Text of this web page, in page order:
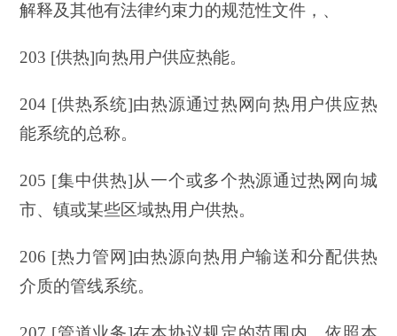
解释及其他有法律约束力的规范性文件，、
203 [供热]向热用户供应热能。
204 [供热系统]由热源通过热网向热用户供应热
能系统的总称。
205 [集中供热]从一个或多个热源通过热网向城
市、镇或某些区域热用户供热。
206 [热力管网]由热源向热用户输送和分配供热
介质的管线系统。